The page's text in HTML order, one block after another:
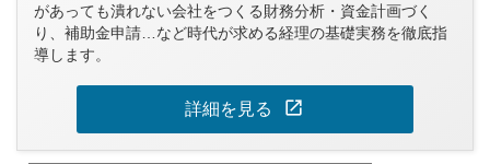
があっても潰れない会社をつくる財務分析・資金計画づく
り、補助金申請…など時代が求める経理の基礎実務を徹底指
導します。
詳細を見る open_in_new